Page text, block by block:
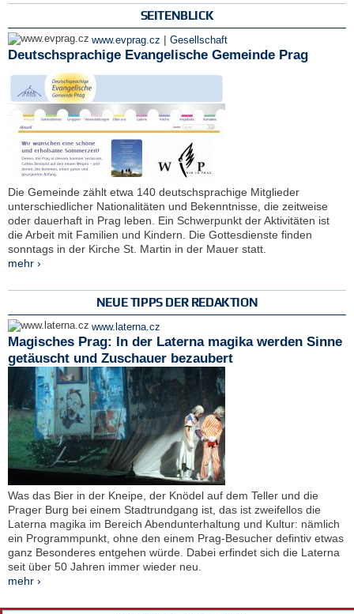
SEITENBLICK
www.evprag.cz | Gesellschaft
Deutschsprachige Evangelische Gemeinde Prag
Die Gemeinde zählt etwa 140 deutschsprachige Mitglieder
unterschiedlicher Nationalitäten und Bekenntnisse, die zeitweise
oder dauerhaft in Prag leben. Ein Schwerpunkt der Aktivitäten ist
die Arbeit mit Familien und Kindern. Die Gottesdienste finden
sonntags in der Kirche St. Martin in der Mauer statt.
mehr ›
NEUE TIPPS DER REDAKTION
www.laterna.cz
Magisches Prag: In der Laterna magika werden Sinne
getäuscht und Zuschauer bezaubert
Was das Bier in der Kneipe, der Knödel auf dem Teller und die
Prager Burg bei einem Stadtrundgang ist, das ist zweifellos die
Laterna magika im Bereich Abendunterhaltung und Kultur: nämlich
ein Programmpunkt, ohne den einem Prag-Besucher defintiv etwas
ganz Besonderes entgehen würde. Dabei erfindet sich die Laterna
seit über 50 Jahren immer wieder neu.
mehr ›